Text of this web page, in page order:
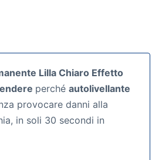
Lilla Chiaro Effetto
perché autolivellante
provocare danni alla
in soli 30 secondi in